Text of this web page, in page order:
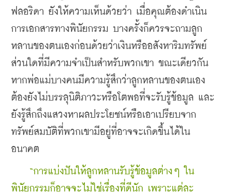
ฟลอริดา ยังให้ความเห็นด้วยว่า เมื่อคุณต้องดำเนิน
การเอกสารทางพินัยกรรม บางครั้งก็ควรจะถามลูก
หลานของตนเองก่อนด้วยว่าเงินหรืออสังหาริมทรัพย์
ส่วนใดที่มีความจำเป็นสำหรับพวกเขา ขณะเดียวกัน
หากพ่อแม่บางคนมีความรู้สึกว่าลูกหลานของตนเอง
ต้องยังไม่บรรลุนิติภาวะหรือโตพอที่จะรับรู้ข้อมูล และ
ยังรู้สึกถึงแสวงหาผลประโยชน์หรือเอาเปรียบจาก
ทรัพย์สมบัติที่พวกเขามีอยู่ที่อาจจะเกิดขึ้นได้ใน
อนาคต
“การแบ่งปันให้ลูกหลานรับรู้ข้อมูลต่างๆ ใน
พินัยกรรมก็อาจจะไม่ใช่เรื่องที่ดีนัก เพราะแต่ละ